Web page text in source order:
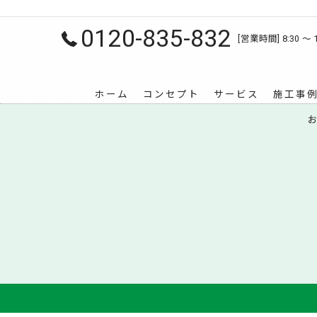
0120-835-832 [営業時間] 8:30 〜
ホーム コンセプト サービス 施工事